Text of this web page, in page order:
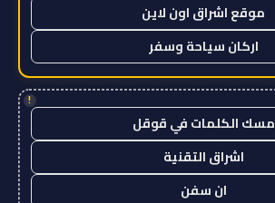
موقع اشراق اون لاين
اركان سياحة وسفر
!
مسك الكلمات في قوقل
اشراق التقنية
ان سفن